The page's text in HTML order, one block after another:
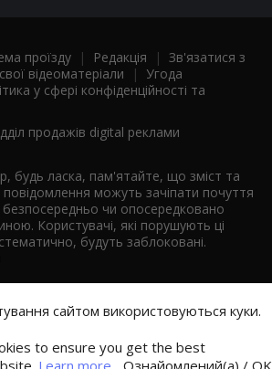
проїзду | Редакція | Зв'язатися з
відеоматеріали | Угода
у сфері конфіденційності та
продажів digital реклами
будь ласка, пам'ятайте, що зміст та
можуть зачіпати почуття
чи опосередковано
Користувачі, які порушують ці
будуть заблоковані.
сайтом використовуються куки.
to ensure you get the best
Learn more... Ознайомлений(а) / OK